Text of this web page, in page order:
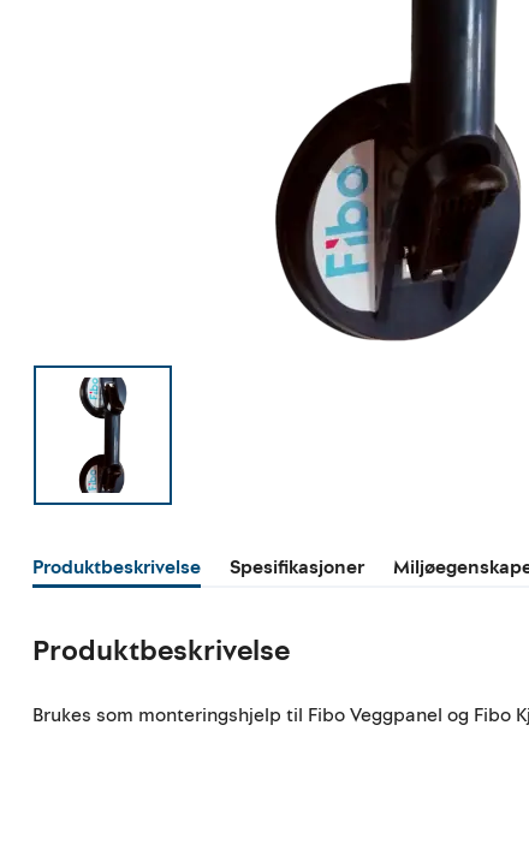
Produktbeskrivelse Spesifikasjoner
Produktbeskrivelse
Brukes som monteringshjelp til Fibo Veggpanel og Fibo